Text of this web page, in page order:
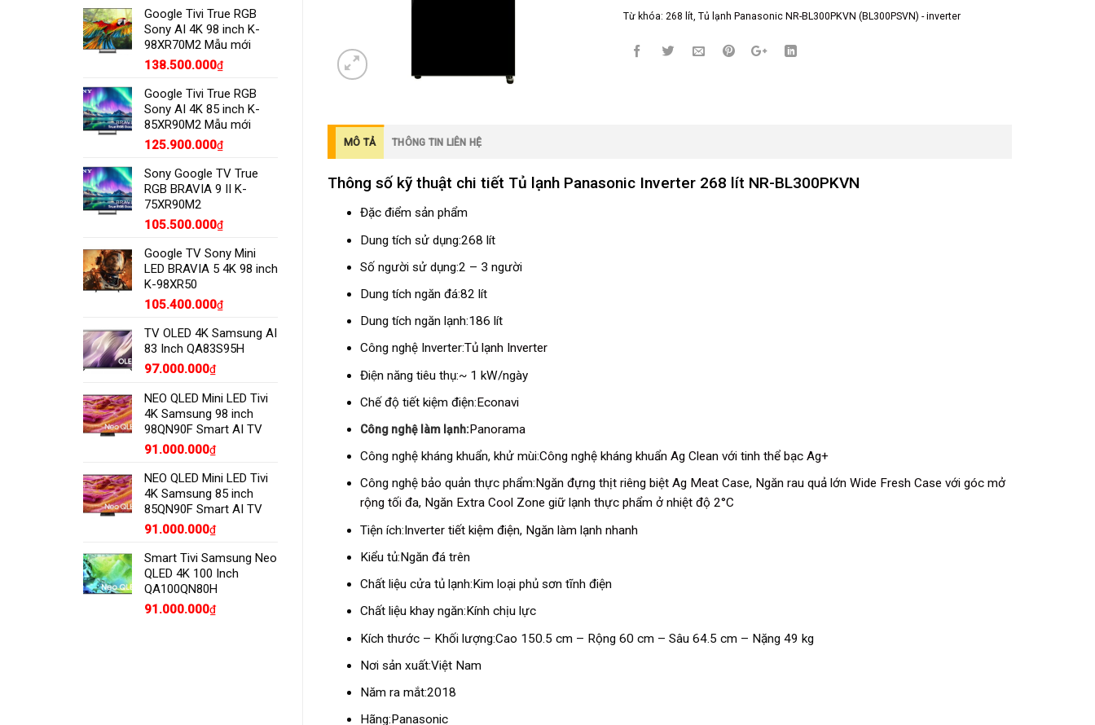
Từ khóa: 268 lít, Tủ lạnh Panasonic NR-BL300PKVN (BL300PSVN) - inverter
MÔ TẢ THÔNG TIN LIÊN HỆ
Thông số kỹ thuật chi tiết Tủ lạnh Panasonic Inverter 268 lít NR-BL300PKVN
Đặc điểm sản phẩm
Dung tích sử dụng:268 lít
Số người sử dụng:2 – 3 người
Dung tích ngăn đá:82 lít
Dung tích ngăn lạnh:186 lít
Công nghệ Inverter:Tủ lạnh Inverter
Điện năng tiêu thụ:~ 1 kW/ngày
Chế độ tiết kiệm điện:Econavi
Công nghệ làm lạnh:Panorama
Công nghệ kháng khuẩn, khử mùi:Công nghệ kháng khuẩn Ag Clean với tinh thể bạc Ag+
Công nghệ bảo quản thực phẩm: Ngăn đựng thịt riêng biệt Ag Meat Case, Ngăn rau quả lớn Wide Fresh Case với góc mở
rộng tối đa, Ngăn Extra Cool Zone giữ lạnh thực phẩm ở nhiệt độ 2°C
Tiện ích:Inverter tiết kiệm điện, Ngăn làm lạnh nhanh
Kiểu tủ:Ngăn đá trên
Chất liệu cửa tủ lạnh:Kim loại phủ sơn tĩnh điện
Chất liệu khay ngăn:Kính chịu lực
Kích thước – Khối lượng:Cao 150.5 cm – Rộng 60 cm – Sâu 64.5 cm – Nặng 49 kg
Nơi sản xuất:Việt Nam
Năm ra mắt:2018
Hãng:Panasonic
Google Tivi True RGB
Sony AI 4K 98 inch K-
98XR70M2 Mẫu mới
138.500.000₫
Google Tivi True RGB
Sony AI 4K 85 inch K-
85XR90M2 Mẫu mới
125.900.000₫
Sony Google TV True
RGB BRAVIA 9 II K-
75XR90M2
105.500.000₫
Google TV Sony Mini
LED BRAVIA 5 4K 98 inch
K-98XR50
105.400.000₫
TV OLED 4K Samsung AI
83 Inch QA83S95H
97.000.000₫
NEO QLED Mini LED Tivi
4K Samsung 98 inch
98QN90F Smart AI TV
91.000.000₫
NEO QLED Mini LED Tivi
4K Samsung 85 inch
85QN90F Smart AI TV
91.000.000₫
Smart Tivi Samsung Neo
QLED 4K 100 Inch
QA100QN80H
91.000.000₫